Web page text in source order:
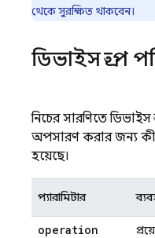
থেকে সুরক্ষিত থাকবেন।
ডিভাইস গ্রুপ
নিচের সারণিতে
অপসারণ করার জন্য
হয়েছে।
প্যারামিটার
operation